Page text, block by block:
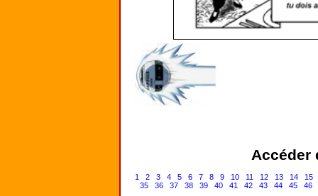
Accéder
1 2 3 4 5 6 7 8 9 10 11 12 13 14
15
35
36 37 38 39 40 41 42 43 44 45 46